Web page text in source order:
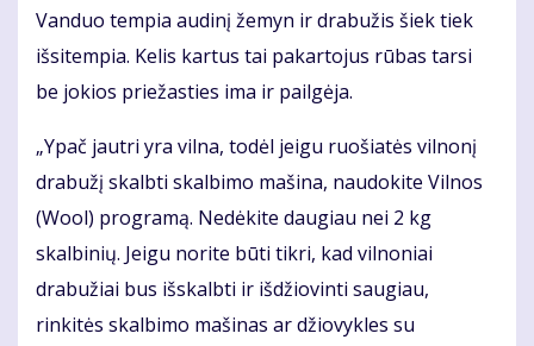
Vanduo tempia audinį žemyn ir drabužis šiek tiek
išsitempia. Kelis kartus tai pakartojus rūbas tarsi
be jokios priežasties ima ir pailgėja.
„Ypač jautri yra vilna, todėl jeigu ruošiatės vilnonį
drabužį skalbti skalbimo mašina, naudokite Vilnos
(Wool) programą. Nedėkite daugiau nei 2 kg
skalbinių. Jeigu norite būti tikri, kad vilnoniai
drabužiai bus išskalbti ir išdžiovinti saugiau,
rinkitės skalbimo mašinas ar džiovykles su